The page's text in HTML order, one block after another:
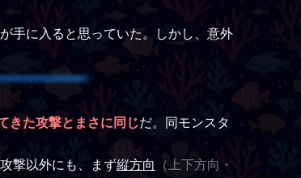
手に入ると思っていた。しかし、意外
きた攻撃とまさに同じだ。同モンスタ
撃以外にも、まず縦方向
（上下方向・